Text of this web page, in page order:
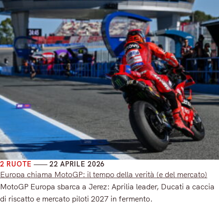
2 RUOTE 22 APRILE 2026
Europa chiama MotoGP: il tempo della verità (e del mercato)
MotoGP Europa sbarca a Jerez: Aprilia leader, Ducati a caccia
di riscatto e mercato piloti 2027 in fermento.